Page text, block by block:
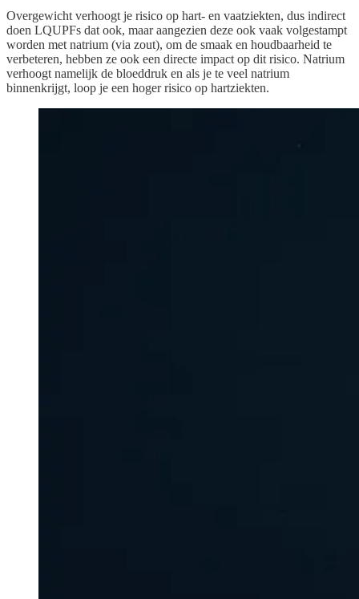
Overgewicht verhoogt je risico op hart- en vaatziekten, dus indirect
doen LQUPFs dat ook, maar aangezien deze ook vaak volgestampt
worden met natrium (via zout), om de smaak en houdbaarheid te
verbeteren, hebben ze ook een directe impact op dit risico. Natrium
verhoogt namelijk de bloeddruk en als je te veel natrium
binnenkrijgt, loop je een hoger risico op hartziekten.